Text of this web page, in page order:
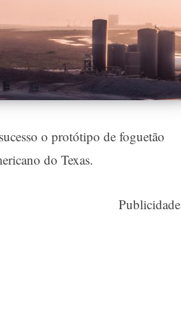
o protótipo de foguetão
do Texas.
Publicidade